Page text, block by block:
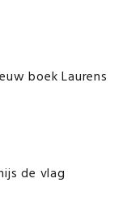
boek Laurens
de vlag